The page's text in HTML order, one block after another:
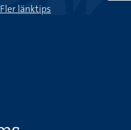
Fler länktips